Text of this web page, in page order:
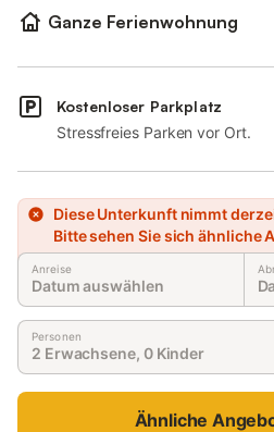
Ganze Ferienwohnung
Kostenloser Parkplatz
Stressfreies Parken vor Ort.
Diese Unterkunft nimmt
Bitte sehen Sie sich ähnliche
Anreise
Datum auswählen
Personen
2 Erwachsene, 0 Kinder
Ähnliche